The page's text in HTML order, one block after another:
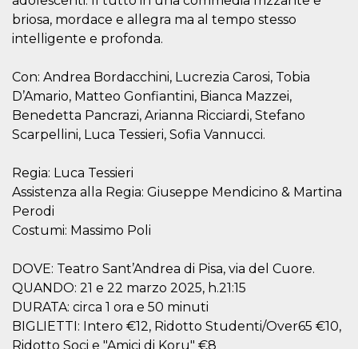
briosa, mordace e allegra ma al tempo stesso
intelligente e profonda.
Con: Andrea Bordacchini, Lucrezia Carosi, Tobia
D’Amario, Matteo Gonfiantini, Bianca Mazzei,
Benedetta Pancrazi, Arianna Ricciardi, Stefano
Scarpellini, Luca Tessieri, Sofia Vannucci.
Regia: Luca Tessieri
Assistenza alla Regia: Giuseppe Mendicino & Martina
Perodi
Costumi: Massimo Poli
DOVE: Teatro Sant’Andrea di Pisa, via del Cuore.
QUANDO: 21 e 22 marzo 2025, h.21:15
DURATA: circa 1 ora e 50 minuti
BIGLIETTI: Intero €12, Ridotto Studenti/Over65 €10,
Ridotto Soci e "Amici di Koru" €8
Storage declaration
fbssls_314278995690155
Session
storage
wpEmojiSettingsSupports
Session
storage
Nome
Provider /
Dominio
c_user
Meta
4
settimane
Cookie di
utente. Può